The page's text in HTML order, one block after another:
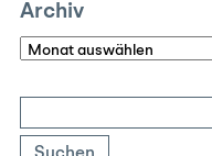
Archiv
Archiv
nach: